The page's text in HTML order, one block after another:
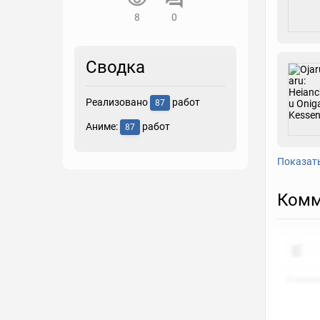
8 0
Сводка
Реализовано 87 работ
Аниме: 87 работ